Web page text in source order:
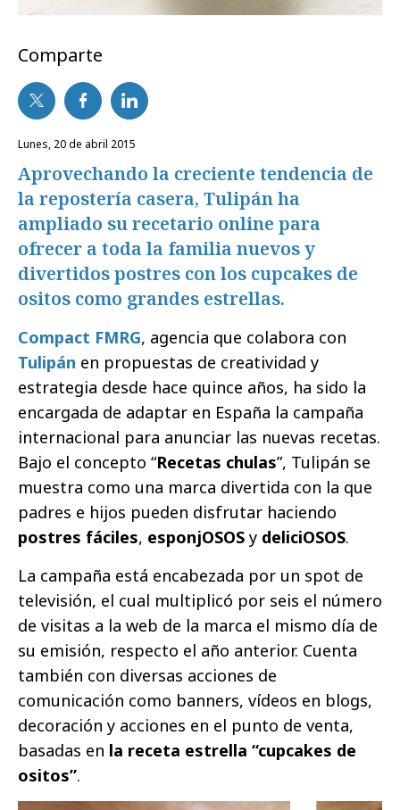
Comparte
lunes, 20 de abril 2015
Aprovechando la creciente tendencia de
la repostería casera, Tulipán ha
ampliado su recetario online para
ofrecer a toda la familia nuevos y
divertidos postres con los cupcakes de
ositos como grandes estrellas.
Compact FMRG, agencia que colabora con
Tulipán en propuestas de creatividad y
estrategia desde hace quince años, ha sido la
encargada de adaptar en España la campaña
internacional para anunciar las nuevas recetas.
Bajo el concepto “Recetas chulas”, Tulipán se
muestra como una marca divertida con la que
padres e hijos pueden disfrutar haciendo
postres fáciles, esponjOSOS y deliciOSOS.
La campaña está encabezada por un spot de
televisión, el cual multiplicó por seis el número
de visitas a la web de la marca el mismo día de
su emisión, respecto el año anterior. Cuenta
también con diversas acciones de
comunicación como banners, vídeos en blogs,
decoración y acciones en el punto de venta,
basadas en la receta estrella “cupcakes de
ositos”.